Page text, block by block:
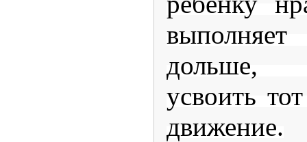
дольше,
усвоить
движение.